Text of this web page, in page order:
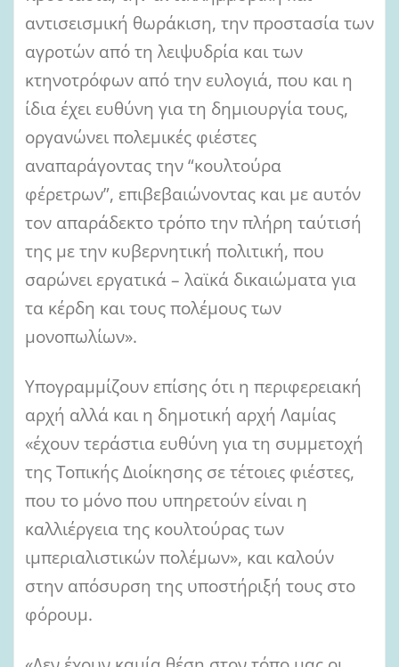
αντισεισμική θωράκιση, την προστασία των
αγροτών από τη λειψυδρία και των
κτηνοτρόφων από την ευλογιά, που και η
ίδια έχει ευθύνη για τη δημιουργία τους,
οργανώνει πολεμικές φιέστες
αναπαράγοντας την “κουλτούρα
φέρετρων”, επιβεβαιώνοντας και με αυτόν
τον απαράδεκτο τρόπο την πλήρη ταύτισή
της με την κυβερνητική πολιτική, που
σαρώνει εργατικά – λαϊκά δικαιώματα για
τα κέρδη και τους πολέμους των
μονοπωλίων».
Υπογραμμίζουν επίσης ότι η περιφερειακή
αρχή αλλά και η δημοτική αρχή Λαμίας
«έχουν τεράστια ευθύνη για τη συμμετοχή
της Τοπικής Διοίκησης σε τέτοιες φιέστες,
που το μόνο που υπηρετούν είναι η
καλλιέργεια της κουλτούρας των
ιμπεριαλιστικών πολέμων», και καλούν
στην απόσυρση της υποστήριξή τους στο
φόρουμ.